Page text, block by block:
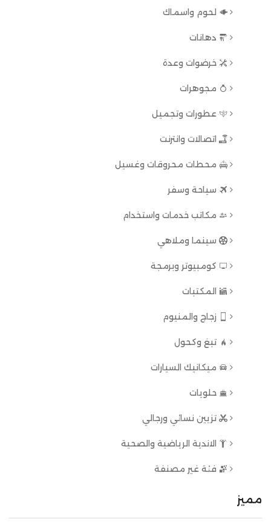
لحوم واسماك
دهانات
خرضوات وعدة
مجوهرات
عطورات وتجميل
اتصالات وانترنت
محطات محروقات وغسيل
سياحة وسفر
مكاتب خدمات واستخدام
سينما وملاهي
كومبيوتر وبرمجة
المكتبات
زجاج والمنيوم
تبغ وكحول
ميكانيك السيارات
حلويات
تزيين نسائي ورجالي
الاندية الرياضية والصحية
فئة غير مصنفة
مميز